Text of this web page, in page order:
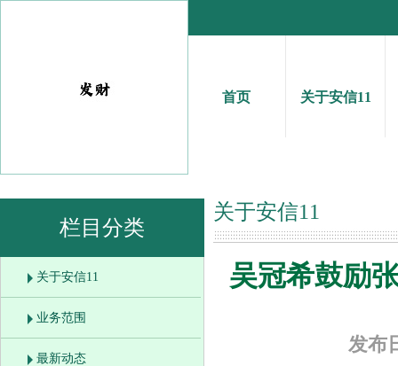
首页 关于安信11
栏目分类
关于安信11
业务范围
最新动态
关于安信11
你的位置： 安信11
吴冠希鼓励
发布